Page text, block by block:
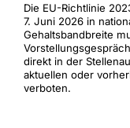
Die EU-Richtlinie
7. Juni 2026 in
Gehaltsbandbreite
direkt in der
aktuellen oder
verboten.